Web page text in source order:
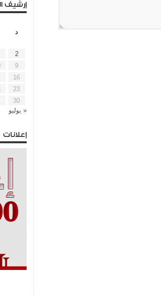
إرشيف
د
2
9
16
23
30
« يوليو
إعلانات